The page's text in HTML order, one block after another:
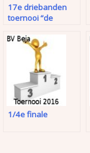
17e driebanden
toernooi “de
start
1/4e finale